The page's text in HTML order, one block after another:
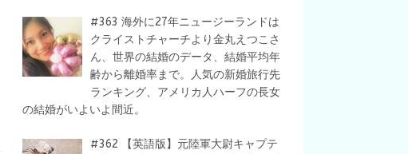
#363 海外に27年ニュージーランドは
クライストチャーチより金丸えつこさ
ん、世界の結婚のデータ、結婚平均年
齢から離婚率まで。人気の新婚旅行先
ランキング、アメリカ人ハーフの長女
の結婚がいよいよ間近。
#362 【英語版】元陸軍大尉キャプテ